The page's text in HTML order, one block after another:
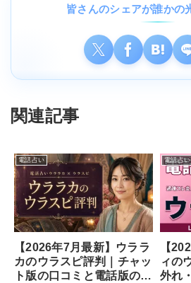
皆さんのシェアが誰かの
関連記事
電話占い
【2026年7月最新】ウララ
カのウラスピ評判｜チャッ
ト版の口コミと電話版の違
電話占い
【
ィの
外れ